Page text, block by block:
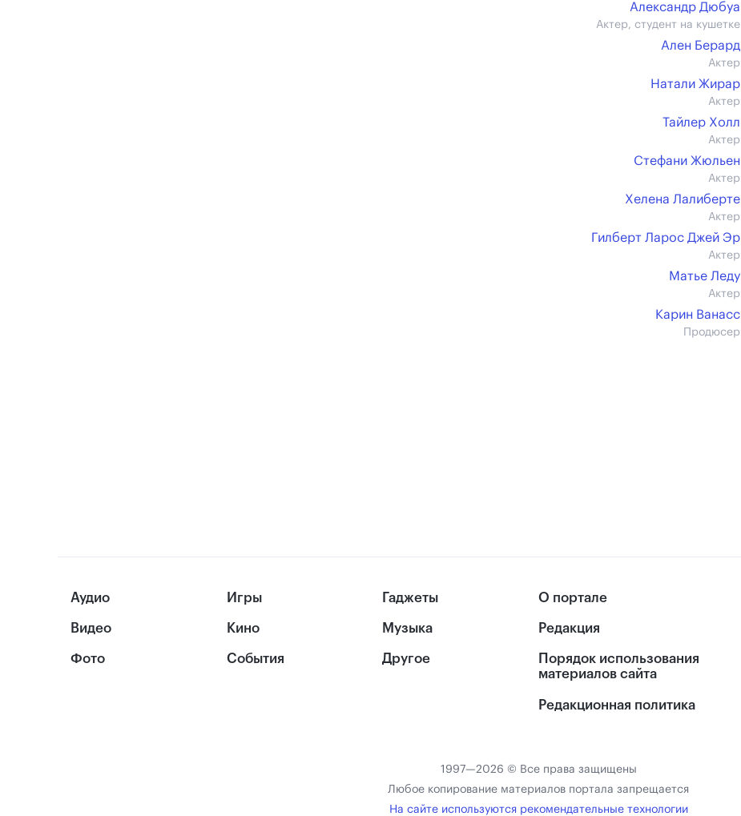
Александр Дюбуа
Актер, студент на кушетке
Ален Берард
Актер
Натали Жирар
Актер
Тайлер Холл
Актер
Стефани Жюльен
Актер
Хелена Лалиберте
Актер
Гилберт Ларос Джей Эр
Актер
Матье Леду
Актер
Карин Ванасс
Продюсер
Аудио
Видео
Фото
Игры
Кино
События
Гаджеты
Музыка
Другое
О портале
Редакция
Порядок использования
материалов сайта
Редакционная политика
1997—2026 © Все права защищены
Любое копирование материалов портала запрещается
На сайте используются рекомендательные технологии